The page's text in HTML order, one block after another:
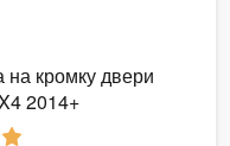
кромку двери
2014+